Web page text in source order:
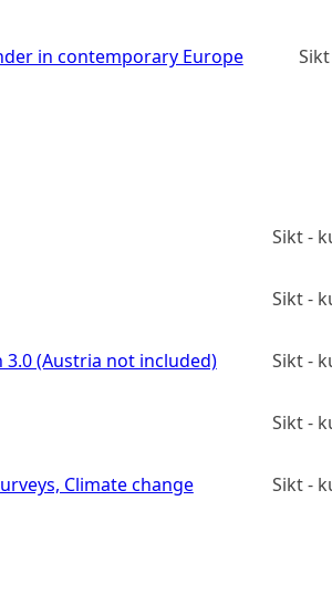
in contemporary Europe
Sikt -
Sikt -
(Austria not included) Sikt -
Sikt -
Climate change Sikt -